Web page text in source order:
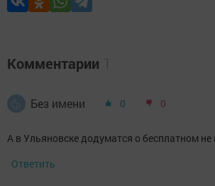
Комментарии
Без имени 0 0
А в Ульяновске додуматся о бесплатном не
Ответить